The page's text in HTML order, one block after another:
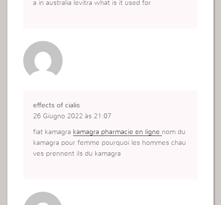
a in australia levitra what is it used for
effects of cialis
26 Giugno 2022 às 21:07
fiat kamagra kamagra pharmacie en ligne nom du
kamagra pour femme pourquoi les hommes chau
ves prennent ils du kamagra